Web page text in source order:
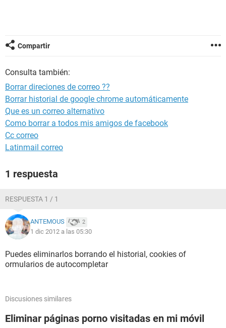
Compartir
Consulta también:
Borrar direciones de correo ??
Borrar historial de google chrome automáticamente
Que es un correo alternativo
Como borrar a todos mis amigos de facebook
Cc correo
Latinmail correo
1 respuesta
RESPUESTA 1 / 1
ANTEMOUS 2
1 dic 2012 a las 05:30
Puedes eliminarlos borrando el historial, cookies of
ormularios de autocompletar
Discusiones similares
Eliminar páginas porno visitadas en mi móvil